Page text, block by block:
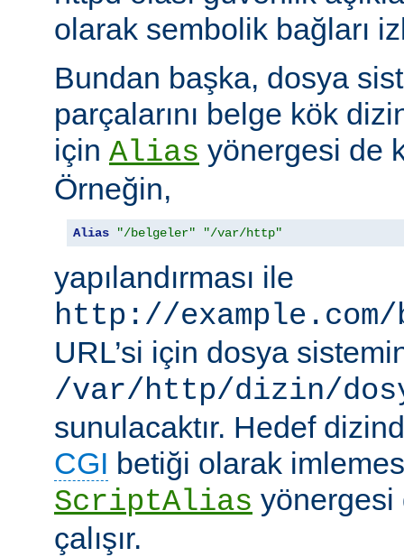
olarak sembolik bağları
Bundan başka, dosya
parçalarını belge kök
için Alias yönergesi de
Örneğin,
Alias "/belgeler" "/var/http"
yapılandırması ile
http://
URL’si için dosya
/var/http/dizin/
sunulacaktır. Hedef
CGI betiği olarak
ScriptAlias yönergesi
çalışır.